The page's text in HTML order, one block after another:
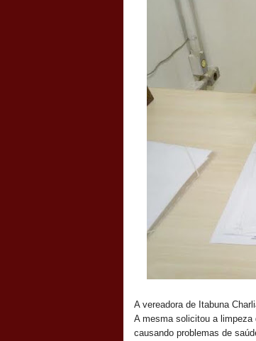
A vereadora de Itabuna
A mesma solicitou a
causando problemas de